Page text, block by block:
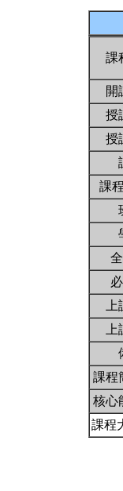
課
開
授
授
課
課程
核心
課程